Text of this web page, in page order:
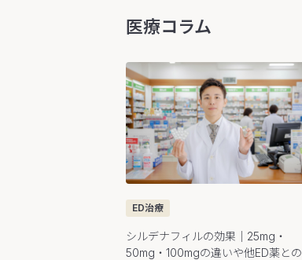
医療コラム
ED治療
シルデナフィルの効果｜25mg・
50mg・100mgの違いや他ED薬との